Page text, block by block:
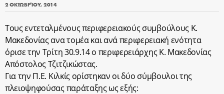
2 ΟΚΤΩΒΡΊΟΥ, 2014
Τους εντεταλμένους περιφερειακούς συμβούλους Κ.
Μακεδονίας ανα τομέα και ανά περιφερειακή ενότητα
όρισε την Τρίτη 30.9.14 ο περιφερειάρχης Κ. Μακεδονίας
Απόστολος Τζιτζικώστας.
Για την Π.Ε. Κιλκίς ορίστηκαν οι δύο σύμβουλοι της
πλειοψηφούσας παράταξης ως εξής: